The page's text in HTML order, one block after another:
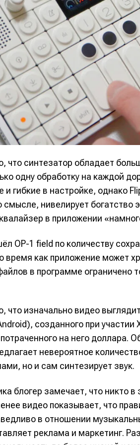
Вы сможете
Электронная
Я не
Нажимая на
обработки
Вы сможете
Электронная
Я не
Нажимая на
обработки
Вы сможете
Электронная
Я не
Нажимая на
обработки
Софт
Сцена
🎙️ Подкаст
📖
Скоро тут
Вы сможете
Электронная
Я не
Нажимая на
обработки
Софт
Сцена
🎙️ Подкаст
📖
Скоро тут
что синтезатор обладает
одну обработку на каждой
и гибкие в настройке, однако
смысле, нивелирует
в приложении
OP-1 field по количеству
время как приложение может
в программе ограничено
что изначально видео
созданного при
на него
невероятное
но и сам синтезирует звук.
блогер замечает, что никто
видео показывает, что
в отношении
реклама и маркетинг.